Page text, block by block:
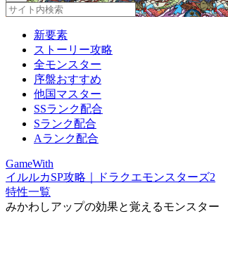
新要素
ストーリー攻略
全モンスター
序盤おすすめ
他国マスター
SSランク配合
Sランク配合
Aランク配合
GameWith
イルルカSP攻略｜ドラクエモンスターズ2
特性一覧
みかわしアップの効果と覚えるモンスター